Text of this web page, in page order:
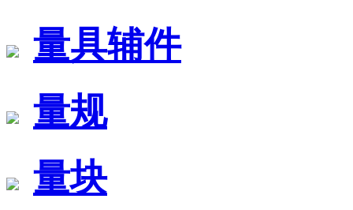
量具辅件
量规
量块